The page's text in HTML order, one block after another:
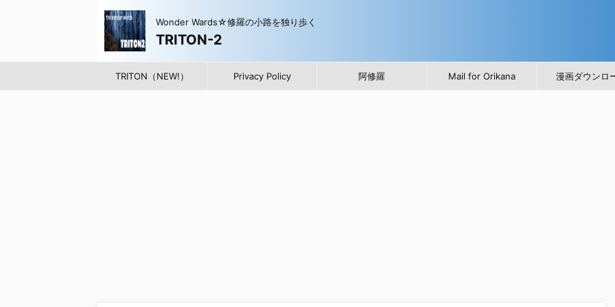
Wonder Wards☆修羅の小路を独り歩く
TRITON-2
TRITON（NEW!） Privacy Policy 阿修羅 Mail for Orikana 漫画ダウンロ